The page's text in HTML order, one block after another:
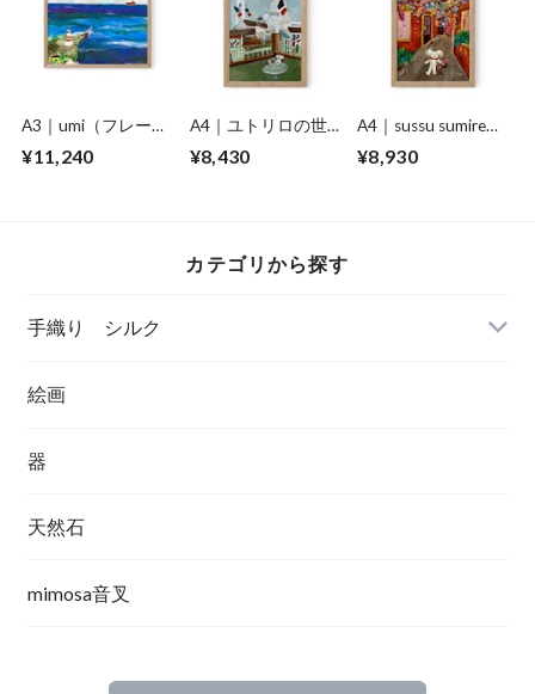
A3｜umi（フレーム
¥11,240
A4｜ユトリロの世
sussu sumire
¥8,430
A4｜sussu sumire
いに（フレームあ
¥8,930
カテゴリから探す
手織り シルク
絵画
器
天然石
mimosa音叉